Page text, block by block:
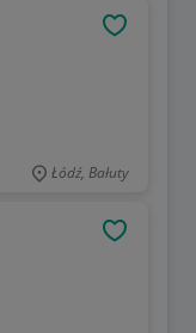
Łódź, Bałuty